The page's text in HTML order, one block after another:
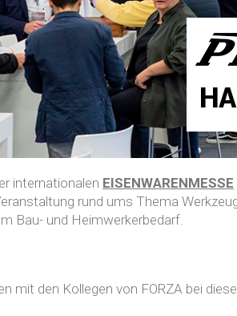
internationalen EISENWARENMESSE
rund ums Thema
Bau- und Heimwerkerbedarf.
mit den Kollegen von FORZA bei